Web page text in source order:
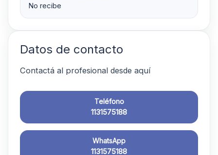
No recibe
Datos de contacto
Contactá al profesional desde aquí
Teléfono
1131575188
WhatsApp
1131575188